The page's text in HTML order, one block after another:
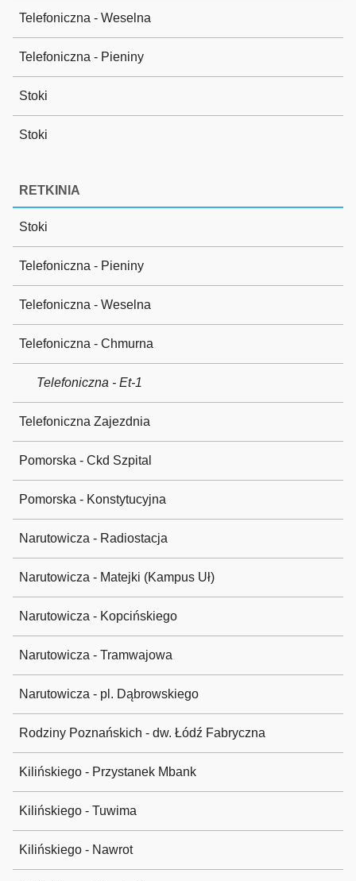
Telefoniczna - Weselna
Telefoniczna - Pieniny
Stoki
Stoki
RETKINIA
Stoki
Telefoniczna - Pieniny
Telefoniczna - Weselna
Telefoniczna - Chmurna
Telefoniczna - Et-1
Telefoniczna Zajezdnia
Pomorska - Ckd Szpital
Pomorska - Konstytucyjna
Narutowicza - Radiostacja
Narutowicza - Matejki (Kampus Uł)
Narutowicza - Kopcińskiego
Narutowicza - Tramwajowa
Narutowicza - pl. Dąbrowskiego
Rodziny Poznańskich - dw. Łódź Fabryczna
Kilińskiego - Przystanek Mbank
Kilińskiego - Tuwima
Kilińskiego - Nawrot